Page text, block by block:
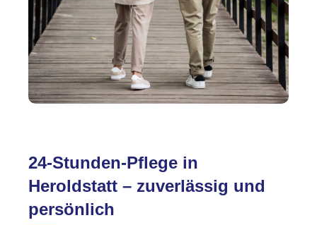
24-Stunden-Pflege in
Heroldstatt – zuverlässig und
persönlich